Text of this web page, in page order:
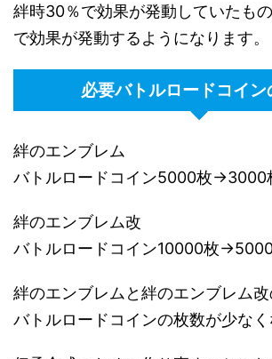
絆時30％で効果が発動していたも
で効果が発動するようになります。
必要バトルロードコイン
絆のエンブレム
バトルロードコイン5000枚→3000
絆のエンブレム改
バトルロードコイン10000枚
絆のエンブレムと絆のエンブレム
バトルロードコインの枚数が少なく